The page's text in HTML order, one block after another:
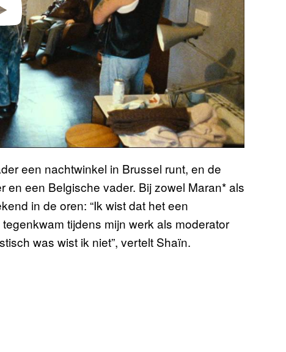
een nachtwinkel in Brussel runt, en de
een Belgische vader. Bij zowel Maran* als
in de oren: “Ik wist dat het een
tijdens mijn werk als moderator
was wist ik niet”, vertelt Shaïn.